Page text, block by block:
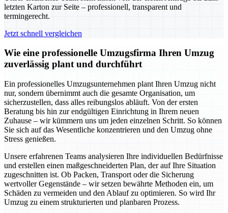
letzten Karton zur Seite – professionell, transparent und
termingerecht.
Jetzt schnell vergleichen
Wie eine professionelle Umzugsfirma Ihren Umzug
zuverlässig plant und durchführt
Ein professionelles Umzugsunternehmen plant Ihren Umzug nicht
nur, sondern übernimmt auch die gesamte Organisation, um
sicherzustellen, dass alles reibungslos abläuft. Von der ersten
Beratung bis hin zur endgültigen Einrichtung in Ihrem neuen
Zuhause – wir kümmern uns um jeden einzelnen Schritt. So können
Sie sich auf das Wesentliche konzentrieren und den Umzug ohne
Stress genießen.
Unsere erfahrenen Teams analysieren Ihre individuellen Bedürfnisse
und erstellen einen maßgeschneiderten Plan, der auf Ihre Situation
zugeschnitten ist. Ob Packen, Transport oder die Sicherung
wertvoller Gegenstände – wir setzen bewährte Methoden ein, um
Schäden zu vermeiden und den Ablauf zu optimieren. So wird Ihr
Umzug zu einem strukturierten und planbaren Prozess.